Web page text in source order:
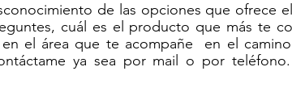
de las opciones que ofrece
cuál es el producto que más te
el área que te acompañe  en el
ya sea por mail o por